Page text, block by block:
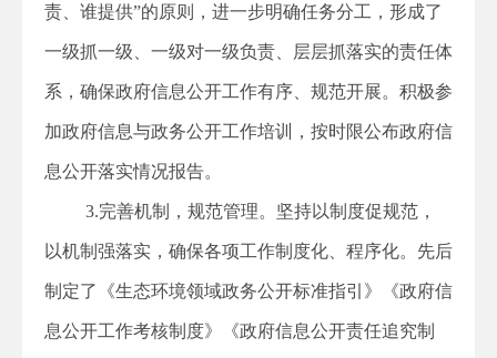
责、谁提供”的原则，进一步明确任务分工，形成了
一级抓一级、一级对一级负责、层层抓落实的责任体
系，确保政府信息公开工作有序、规范开展。积极参
加政府信息与政务公开工作培训，按时限公布政府信
息公开落实情况报告。
3.完善机制，规范管理。坚持以制度促规范，
以机制强落实，确保各项工作制度化、程序化。先后
制定了《生态环境领域政务公开标准指引》《政府信
息公开工作考核制度》《政府信息公开责任追究制